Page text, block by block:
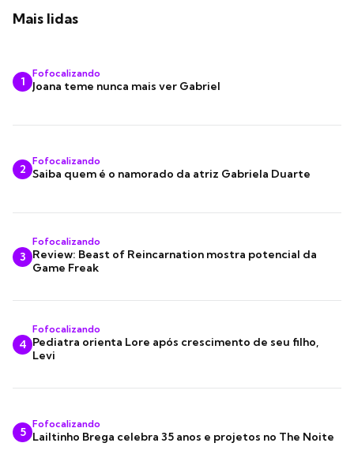
Mais lidas
1
Fofocalizando
Joana teme nunca mais ver Gabriel
2
Fofocalizando
Saiba quem é o namorado da atriz Gabriela Duarte
3
Fofocalizando
Review: Beast of Reincarnation mostra potencial da
Game Freak
4
Fofocalizando
Pediatra orienta Lore após crescimento de seu filho,
Levi
5
Fofocalizando
Lailtinho Brega celebra 35 anos e projetos no The Noite